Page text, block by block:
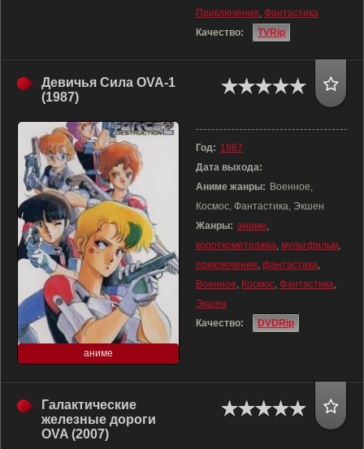
Приключения, Фантастика
Качество:
TVRip
Девичья Сила OVA-1
(1987)
аниме
Год: 1987
Дата выхода:
Аниме жанры: Военное,
Космос, Фантастика, Экшен
Жанры: аниме,
короткометражка, мультфильм,
приключения, фантастика,
Военное, Космос, Фантастика,
Экшен
Качество:
DVDRip
Галактические
железные дороги
OVA (2007)